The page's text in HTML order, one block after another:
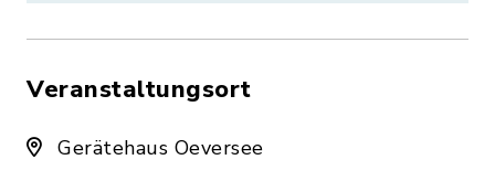
Veranstaltungsort
Gerätehaus Oeversee